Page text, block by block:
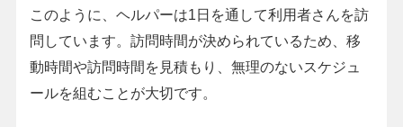
このように、ヘルパーは1日を通して利用者さんを訪
問しています。訪問時間が決められているため、移
動時間や訪問時間を見積もり、無理のないスケジュ
ールを組むことが大切です。